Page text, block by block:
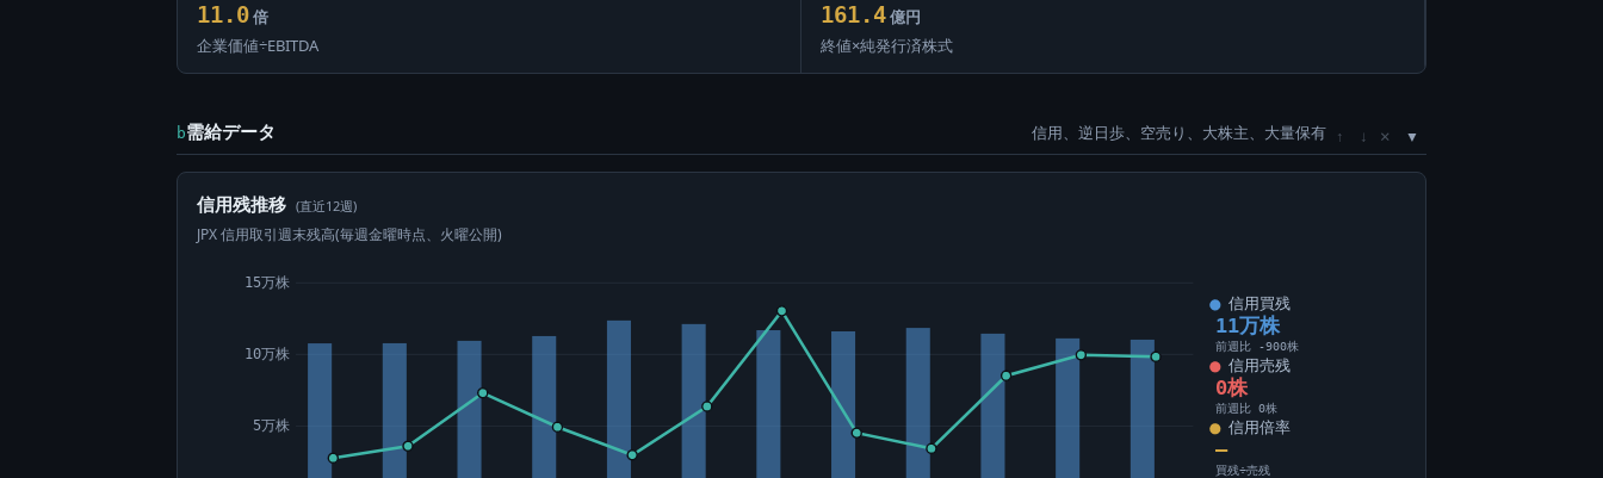
11.0 倍
企業価値÷EBITDA
161.4 億円
終値×純発行済株式
b需給データ 信用、逆日歩、空売り、大株主、大量保有 ↑ ↓ ×
信用残推移 (直近12週)
JPX 信用取引週末残高(毎週金曜時点、火曜公開)
5万株
10万株
15万株
信用買残
11万株
前週比 -900株
信用売残
0株
前週比 0株
信用倍率
―
買残÷売残